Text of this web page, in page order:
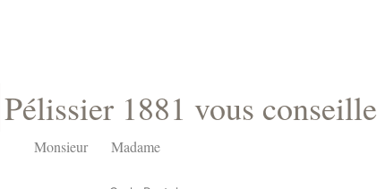
Pélissier 1881 vous conseille
Monsieur Madame